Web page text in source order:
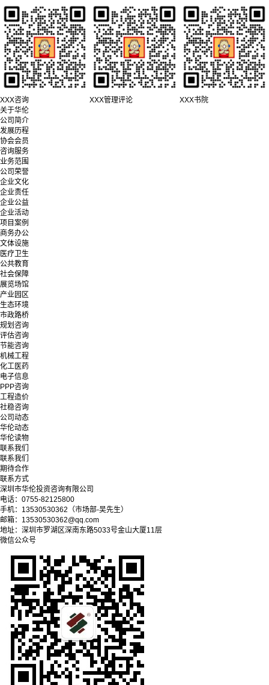
XXX咨询 XXX管理评论
XXX书院
关于华伦
公司简介
发展历程
协会会员
咨询服务
业务范围
公司荣誉
企业文化
企业责任
企业公益
企业活动
项目案例
商务办公
文体设施
医疗卫生
公共教育
社会保障
展览场馆
产业园区
生态环境
市政路桥
规划咨询
评估咨询
节能咨询
机械工程
化工医药
电子信息
PPP咨询
工程造价
社稳咨询
公司动态
华伦动态
华伦读物
联系我们
联系我们
期待合作
联系方式
深圳市华伦投资咨询有限公司
电话：0755-82125800
手机：13530530362（市场部-吴先生）
邮箱：13530530362@qq.com
地址：深圳市罗湖区深南东路5033号金山大厦11层
微信公众号